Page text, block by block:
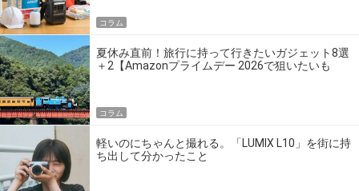
コラム
夏休み直前！旅行に持って行きたいガジェット8選
＋2【Amazonプライムデー 2026で狙いたいも
コラム
軽いのにちゃんと撮れる。「LUMIX L10」を街に持
ち出して分かったこと